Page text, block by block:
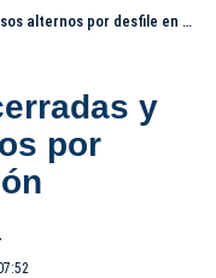
por desfile en el Malecón
y
por